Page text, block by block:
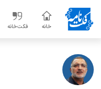
خانه فکت‌خانه